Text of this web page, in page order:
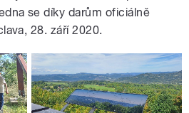
se díky darům oficiálně
28. září 2020.